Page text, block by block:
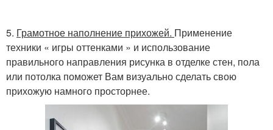
5. Грамотное наполнение прихожей. Применение
техники « игры оттенками » и использование
правильного направления рисунка в отделке стен, пола
или потолка поможет Вам визуально сделать свою
прихожую намного просторнее.